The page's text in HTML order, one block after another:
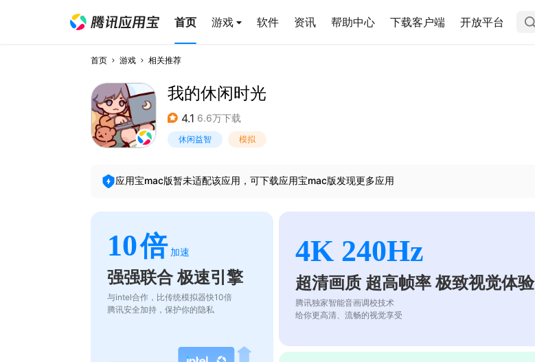
首页 游戏 软件 资讯 帮助中心 下载客户端 开放平台
首页 游戏 相关推荐
我的休闲时光
4.1 6.6万下载
休闲益智 模拟
应用宝mac版暂未适配该应用，可下载应用宝mac版发现更多应用
10倍 加速
强强联合 极速引擎
与intel合作，比传统模拟器快10倍
腾讯安全加持，保护你的隐私
4K 240Hz
超清画质 超高帧率 极致视觉体验
腾讯独家智能音画调校技术
给你更高清、流畅的视觉享受